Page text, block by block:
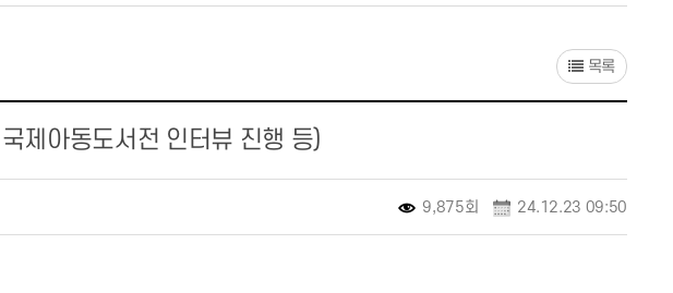
목록
제아동도서전 인터뷰 진행 등)
9,875회 24.12.23 09:50